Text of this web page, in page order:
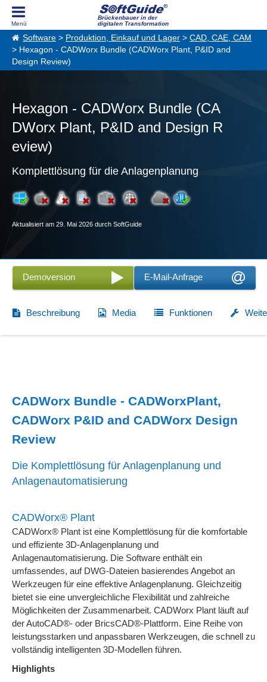
Brückenbauer in der
digitalen Transformation
Software > Produktion, Einkauf und Lager > CAD, CAE, CAM
> Hexagon - CADWorx Bundle (CADWorx Plant, P&ID and
Design Review)
Hexagon - CADWorx Bundle (CA
DWorx Plant, P&ID and Design R
eview)
Komplettlösung für die Anlagenplanung
Aktualisiert am 29. Mai 2026 durch SoftGuide
Demoversion E-Mail-Anfrage
Beschreibung Media Funktionen
CADWorx Bundle - CADWorxPlant,
CADWorx P&ID and CADWorx Design
Review
Die Komplettlösung für Anlagenplanung und
Anlagenautomatisierung
CADWorx® Plant
CADWorx® Plant ist eine Komplettlösung für die komfortable
und effiziente 3D-Anlagenplanung und
Anlagenautomatisierung. Die Software enthält ein
umfassendes, auf DWG-Dateien basierendes Angebot an
Werkzeugen für eine effektive Anlagenplanung. Gleichzeitig
bietet sie eine unvergleichliche Flexibilität und zahlreiche
Möglichkeiten der Zusammenarbeit. CADWorx Plant läuft auf
der AutoCAD®- oder BricsCAD®-Plattform. Eine Reihe von
leistungsstarken und anpassbaren Werkzeugen, die schnell zu
vollständig intelligenten 3D-Modellen führen.
Highlights